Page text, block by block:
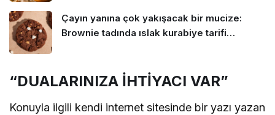
Çayın yanına çok yakışacak bir mucize:
Brownie tadında ıslak kurabiye tarifi…
“DUALARINIZA İHTİYACI VAR”
Konuyla ilgili kendi internet sitesinde bir yazı yazan